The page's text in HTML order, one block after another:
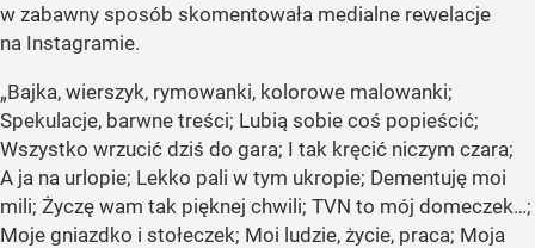
w zabawny sposób skomentowała medialne rewelacje
na Instagramie.
„Bajka, wierszyk, rymowanki, kolorowe malowanki;
Spekulacje, barwne treści; Lubią sobie coś popieścić;
Wszystko wrzucić dziś do gara; I tak kręcić niczym czara;
A ja na urlopie; Lekko pali w tym ukropie; Dementuję moi
mili; Życzę wam tak pięknej chwili; TVN to mój domeczek…;
Moje gniazdko i stołeczek; Moi ludzie, życie, praca; Moja